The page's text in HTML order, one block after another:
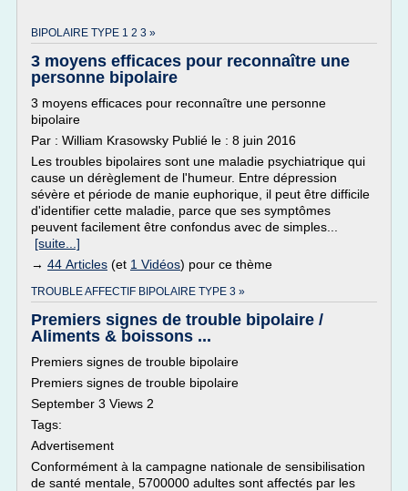
BIPOLAIRE TYPE 1 2 3 »
3 moyens efficaces pour reconnaître une
personne bipolaire
3 moyens efficaces pour reconnaître une personne
bipolaire
Par : William Krasowsky Publié le : 8 juin 2016
Les troubles bipolaires sont une maladie psychiatrique qui
cause un dérèglement de l'humeur. Entre dépression
sévère et période de manie euphorique, il peut être difficile
d'identifier cette maladie, parce que ses symptômes
peuvent facilement être confondus avec de simples...
[suite...]
→ 44 Articles (et 1 Vidéos) pour ce thème
TROUBLE AFFECTIF BIPOLAIRE TYPE 3 »
Premiers signes de trouble bipolaire /
Aliments & boissons ...
Premiers signes de trouble bipolaire
Premiers signes de trouble bipolaire
September 3 Views 2
Tags:
Advertisement
Conformément à la campagne nationale de sensibilisation
de santé mentale, 5700000 adultes sont affectés par les